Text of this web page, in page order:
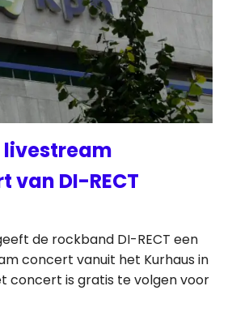
livestream
van DI-RECT
de rockband DI-RECT een
concert vanuit het Kurhaus in
concert is gratis te volgen voor